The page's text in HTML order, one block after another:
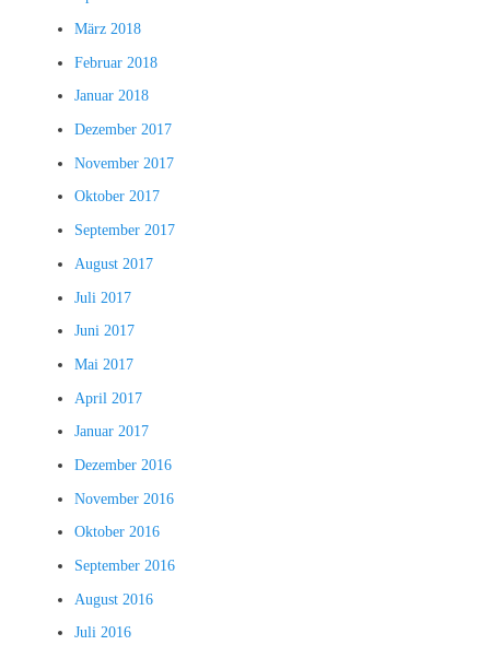
März 2018
Februar 2018
Januar 2018
Dezember 2017
November 2017
Oktober 2017
September 2017
August 2017
Juli 2017
Juni 2017
Mai 2017
April 2017
Januar 2017
Dezember 2016
November 2016
Oktober 2016
September 2016
August 2016
Juli 2016